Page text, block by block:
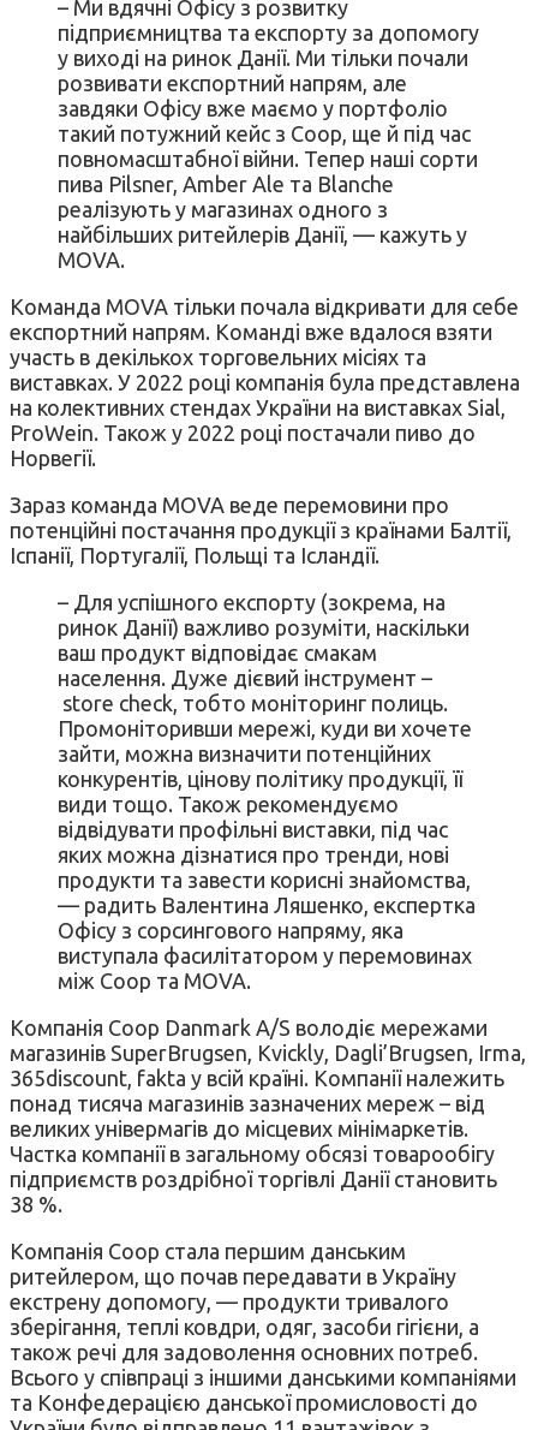
– Ми вдячні Офісу з розвитку
підприємництва та експорту за допомогу
у виході на ринок Данії. Ми тільки почали
розвивати експортний напрям, але
завдяки Офісу вже маємо у портфоліо
такий потужний кейс з Соор, ще й під час
повномасштабної війни. Тепер наші сорти
пива Pilsner, Amber Ale та Blanche
реалізують у магазинах одного з
найбільших ритейлерів Данії, — кажуть у
MOVA.
Команда MOVA тільки почала відкривати для себе
експортний напрям. Команді вже вдалося взяти
участь в декількох торговельних місіях та
виставках. У 2022 році компанія була представлена
на колективних стендах України на виставках Sial,
ProWein. Також у 2022 році постачали пиво до
Норвегії.
Зараз команда MOVA веде перемовини про
потенційні постачання продукції з країнами Балтії,
Іспанії, Португалії, Польщі та Ісландії.
– Для успішного експорту (зокрема, на
ринок Данії) важливо розуміти, наскільки
ваш продукт відповідає смакам
населення. Дуже дієвий інструмент –
store check, тобто моніторинг полиць.
Промоніторивши мережі, куди ви хочете
зайти, можна визначити потенційних
конкурентів, цінову політику продукції, її
види тощо. Також рекомендуємо
відвідувати профільні виставки, під час
яких можна дізнатися про тренди, нові
продукти та завести корисні знайомства,
— радить Валентина Ляшенко, експертка
Офісу з сорсингового напряму, яка
виступала фасилітатором у перемовинах
між Соор та MOVA.
Компанія Coop Danmark A/S володіє мережами
магазинів SuperBrugsen, Kvickly, Dagli’Brugsen, Irma,
365discount, fakta у всій країні. Компанії належить
понад тисяча магазинів зазначених мереж – від
великих універмагів до місцевих мінімаркетів.
Частка компанії в загальному обсязі товарообігу
підприємств роздрібної торгівлі Данії становить
38 %.
Компанія Coop стала першим данським
ритейлером, що почав передавати в Україну
екстрену допомогу, — продукти тривалого
зберігання, теплі ковдри, одяг, засоби гігієни, а
також речі для задоволення основних потреб.
Всього у співпраці з іншими данськими компаніями
та Конфедерацією данської промисловості до